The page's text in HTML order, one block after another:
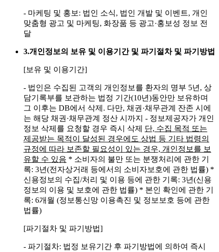
- 마케팅 및 홍보: 법인 소식, 법인 개발 및 이벤트, 개인
맞춤형 광고 및 마케팅, 화장품 등 광고·홍보성 정보 전
달
3.개인정보의 보유 및 이용기간 및 파기절차 및 파기방법
[보유 및 이용기간]
- 법인은 수집된 고객의 개인정보를 환자의 명부 5년, 상
담기록부를 보관하는 법정 기간(10년)동안만 보유하며
그 이후는 DB에서 삭제. 다만, 채권·채무관계 잔존 시에
는 해당 채권·채무관계 정산 시까지 - 정보제공자가 개인
정보 삭제를 요청할 경우 즉시 삭제
단, 수집 목적 또는
제공받는 목적이 달성된 경우에도 상법 등 기타 법령의
규정에 따라 보존할 필요성이 있는 경우, 개인정보를 보
유할 수 있음 * 소비자의 불만 또는 분쟁처리에 관한 기
록: 3년(전자상거래 등에서의 소비자보호에 관한 법률) *
신용정보의 수집/처리 및 이용 등에 관한 기록: 3년(신용
정보의 이용 및 보호에 관한 법률) * 본인 확인에 관한 기
록: 6개월 (정보통신망 이용촉진 및 정보보호 등에 관한
법률)
[파기절차 및 파기방법]
- 파기절차: 법정 보유기간 후 파기방법에 의하여 즉시